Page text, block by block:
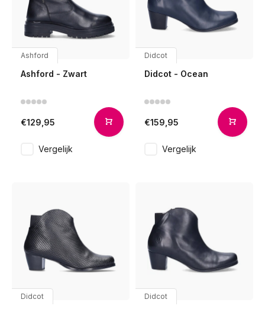
Ashford
Ashford - Zwart
€129,95
Vergelijk
Didcot
Didcot - Ocean
€159,95
Vergelijk
Didcot Didcot